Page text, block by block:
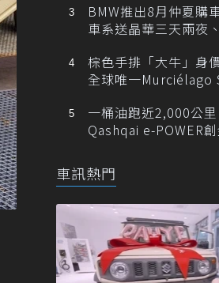
BMW推出8月仲夏
車系送晶華三天兩夜
棕色手排「大牛」身
全球唯一Murciélago
一桶油跑近2,000公
Qashqai e-POWER
車訊熱門